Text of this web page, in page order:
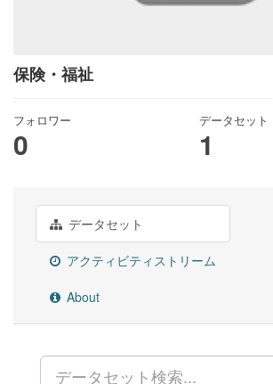
保険・福祉
フォロワー
0
データセット
1
データセット
アクティビティストリーム
About